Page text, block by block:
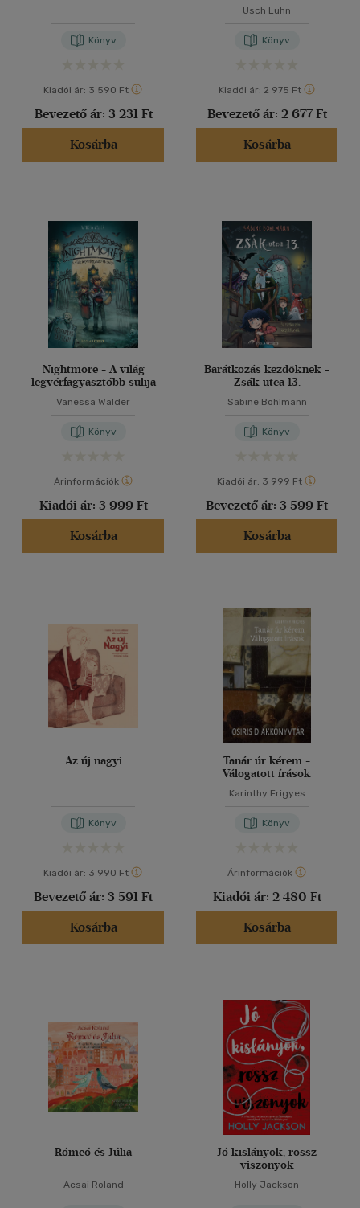
Könyv
Kiadói ár: 3 590 Ft
Bevezető ár: 3 231 Ft
Kosárba
Usch Luhn
Könyv
Kiadói ár: 2 975 Ft
Bevezető ár: 2 677 Ft
Kosárba
Nightmore - A világ
legvérfagyasztóbb sulija
Vanessa Walder
Könyv
Árinformációk
Kiadói ár: 3 999 Ft
Kosárba
Barátkozás kezdőknek -
Zsák utca 13.
Sabine Bohlmann
Könyv
Kiadói ár: 3 999 Ft
Bevezető ár: 3 599 Ft
Kosárba
Az új nagyi
Könyv
Kiadói ár: 3 990 Ft
Bevezető ár: 3 591 Ft
Kosárba
Tanár úr kérem -
Válogatott írások
Karinthy Frigyes
Könyv
Árinformációk
Kiadói ár: 2 480 Ft
Kosárba
Rómeó és Júlia
Acsai Roland
Jó kislányok, rossz
viszonyok
Holly Jackson